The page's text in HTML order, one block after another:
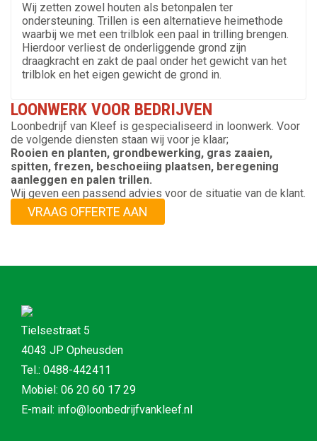
Wij zetten zowel houten als betonpalen ter
ondersteuning. Trillen is een alternatieve heimethode
waarbij we met een trilblok een paal in trilling brengen.
Hierdoor verliest de onderliggende grond zijn
draagkracht en zakt de paal onder het gewicht van het
trilblok en het eigen gewicht de grond in.
LOONWERK VOOR BEDRIJVEN
Loonbedrijf van Kleef is gespecialiseerd in loonwerk. Voor
de volgende diensten staan wij voor je klaar;
Rooien en planten, grondbewerking, gras zaaien,
spitten, frezen, beschoeiing plaatsen, beregening
aanleggen en palen trillen.
Wij geven een passend advies voor de situatie van de klant.
VRAAG OFFERTE AAN
Tielsestraat 5
4043 JP Opheusden
Tel.: 0488-442411
Mobiel: 06 20 60 17 29
E-mail: info@loonbedrijfvankleef.nl